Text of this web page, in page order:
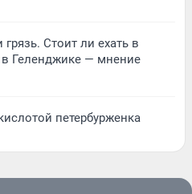
Стоит ли ехать в
Геленджике — мнение
петербурженка